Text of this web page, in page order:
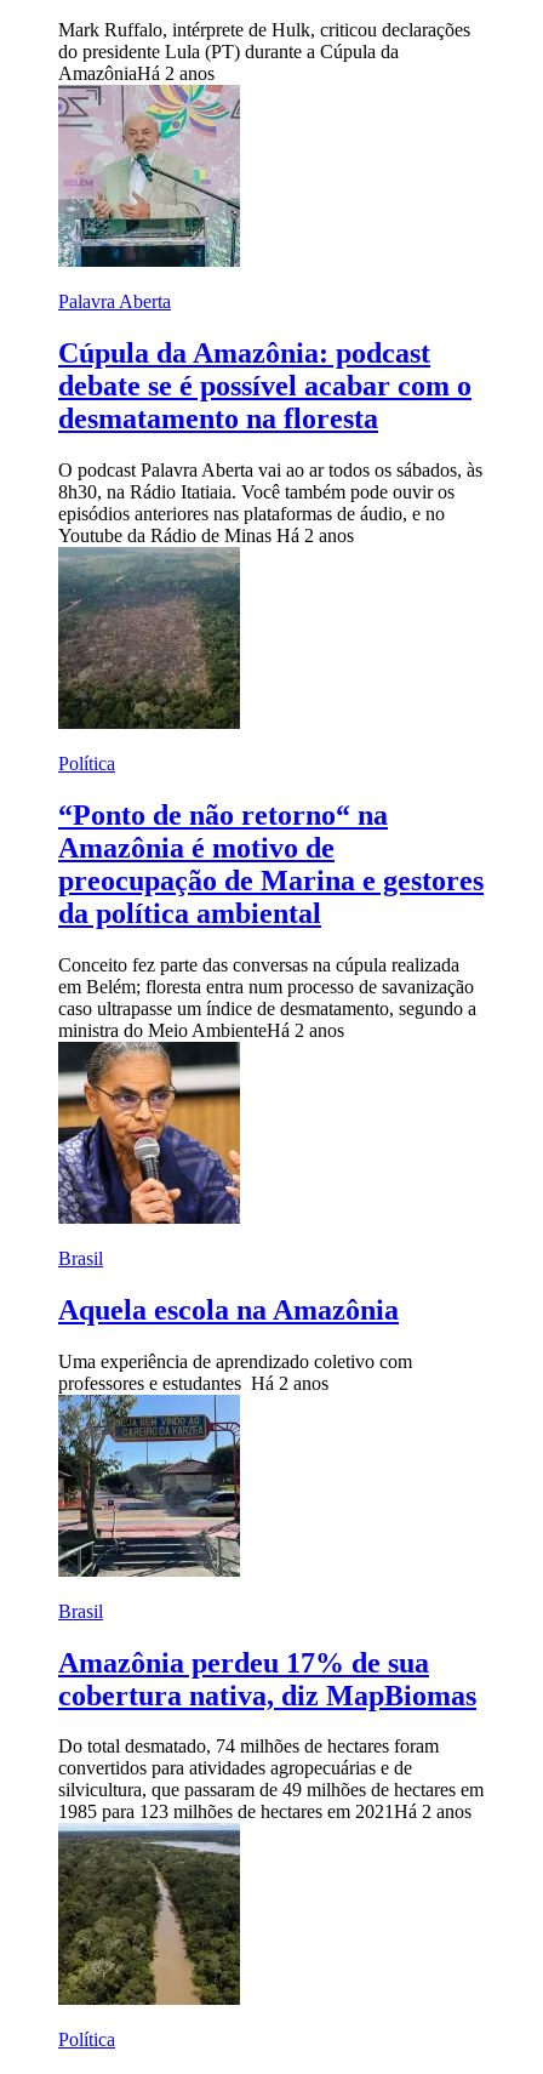
Mark Ruffalo, intérprete de Hulk, criticou declarações
do presidente Lula (PT) durante a Cúpula da
AmazôniaHá 2 anos
Palavra Aberta
Cúpula da Amazônia: podcast
debate se é possível acabar com o
desmatamento na floresta
O podcast Palavra Aberta vai ao ar todos os sábados, às
8h30, na Rádio Itatiaia. Você também pode ouvir os
episódios anteriores nas plataformas de áudio, e no
Youtube da Rádio de Minas Há 2 anos
Política
“Ponto de não retorno“ na
Amazônia é motivo de
preocupação de Marina e gestores
da política ambiental
Conceito fez parte das conversas na cúpula realizada
em Belém; floresta entra num processo de savanização
caso ultrapasse um índice de desmatamento, segundo a
ministra do Meio AmbienteHá 2 anos
Brasil
Aquela escola na Amazônia
Uma experiência de aprendizado coletivo com
professores e estudantes Há 2 anos
Brasil
Amazônia perdeu 17% de sua
cobertura nativa, diz MapBiomas
Do total desmatado, 74 milhões de hectares foram
convertidos para atividades agropecuárias e de
silvicultura, que passaram de 49 milhões de hectares em
1985 para 123 milhões de hectares em 2021Há 2 anos
Política